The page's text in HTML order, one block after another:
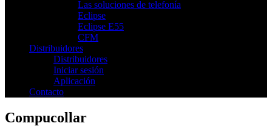
Las soluciones de telefonía
Eclipse
Eclipse E55
CFM
Distribuidores
Distribuidores
Iniciar sesión
Aplicación
Contacto
Compucollar